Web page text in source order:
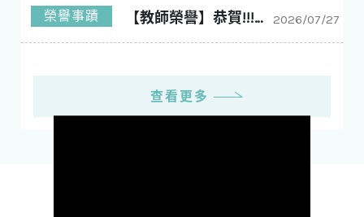
榮譽事蹟 【教師榮譽】恭賀!!!林玠廷老師 榮獲工學院114學年度優良導師!!! 2026/07/27
查看更多